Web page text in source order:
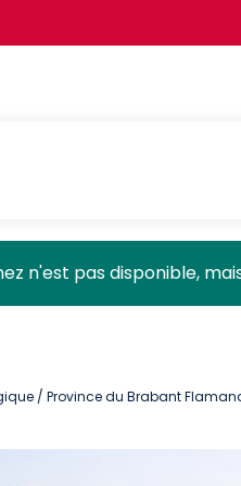
n'est pas disponible,
/ Province du Brabant